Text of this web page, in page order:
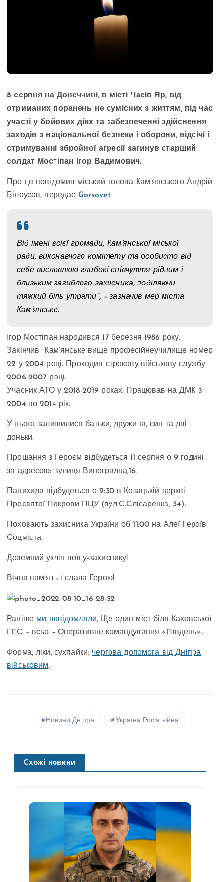
8 серпня на Донеччині, в місті Часів Яр, від
отриманих поранень не сумісних з життям, під час
участі у бойових діях та забезпеченні здійснення
заходів з національної безпеки і оборони, відсічі і
стримуванні збройної агресії загинув старший
солдат Мостіпан Ігор Вадимович.
Про це повідомив міський голова Кам’янського Андрій
Білоусов, передає Gorsovet.
Від імені всієї громади, Кам’янської міської
ради, виконавчого комітету та особисто від
себе висловлюю глибокі співчуття рідним і
близьким загиблого захисника, поділяючи
тяжкий біль утрати”, – зазначив мер міста
Кам’янське.
Ігор Мостіпан народився 17 березня 1986 року.
Закінчив Кам’янське вище професійнеучилище номер
22 у 2004 році. Проходив строкову військову службу
2006-2007 році.
Учасник АТО у 2018-2019 роках. Працював на ДМК з
2004 по 2014 рік.
У нього залишилися батьки, дружина, син та дві
доньки.
Прощання з Героєм відбудеться 11 серпня о 9 годині
за адресою: вулиця Виноградна,16.
Панихида відбудеться о 9:30 в Козацькій церкві
Пресвятої Покрови ПЦУ (вул.С.Слісаренка, 34).
Поховають захисника України об 11:00 на Алеї Героїв
Соцміста.
Доземний уклін воїну-захиснику!
Вічна пам’ять і слава Герою!
Раніше ми повідомляли, Ще один міст біля Каховської
ГЕС – всьо – Оперативне командування «Південь».
Форма, ліки, сухпайки: чергова допомога від Дніпра
військовим.
Новини Дніпра Україна Росія війна
Схожі новини